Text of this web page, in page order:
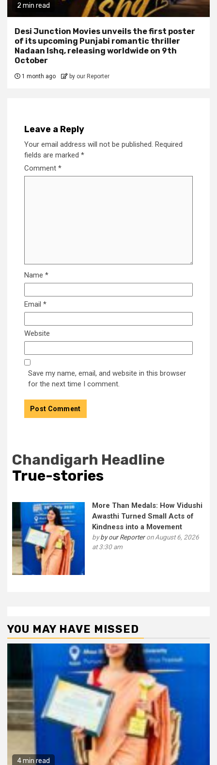
2 min read
Desi Junction Movies unveils the first poster
of its upcoming Punjabi romantic thriller
Nadaan Ishq, releasing worldwide on 9th
October
1 month ago by our Reporter
Leave a Reply
Your email address will not be published. Required
fields are marked *
Comment *
Name *
Email *
Website
Save my name, email, and website in this browser
for the next time I comment.
Chandigarh Headline
True-stories
More Than Medals: How Vidushi
Awasthi Turned Small Acts of
Kindness into a Movement
byby our Reporteron August 6, 2026
at 3:30 am
YOU MAY HAVE MISSED
4 min read